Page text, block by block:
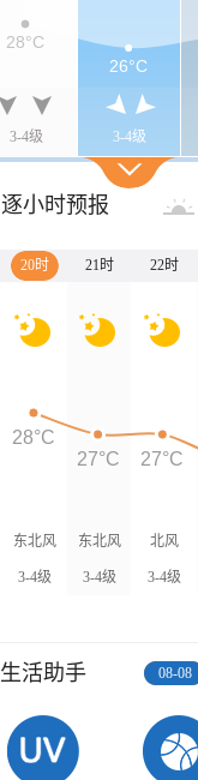
3-4级 3-4级
28°C
26°C
逐小时预报
20时 21时 22时
东北风
3-4级
东北风
3-4级
北风
3-4级
28°C
27°C
27°C
生活助手 08-08